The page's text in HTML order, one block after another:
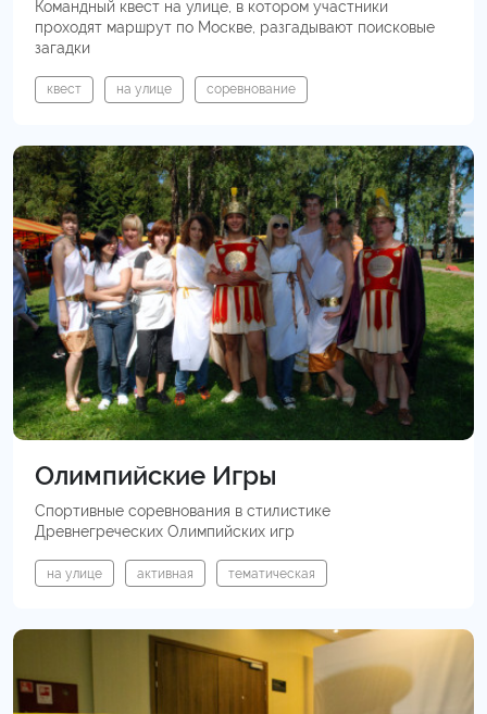
Командный квест на улице, в котором участники
проходят маршрут по Москве, разгадывают поисковые
загадки
квест на улице соревнование
Олимпийские Игры
Спортивные соревнования в стилистике
Древнегреческих Олимпийских игр
на улице активная тематическая